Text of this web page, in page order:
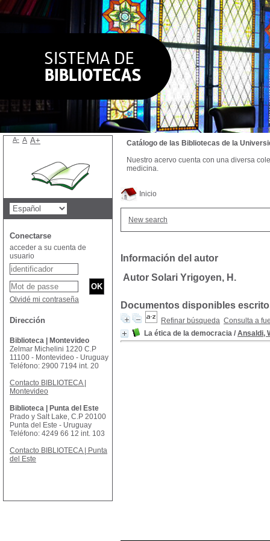
Inicio
New search
Información del autor
Autor Solari Yrigoyen, H.
Documentos disponibles
Refinar búsqueda Consulta a
La ética de la democracia / Ansaldi,
Catálogo de las Bibliotecas de la
Nuestro acervo cuenta con una diversa
medicina.
A- A A+
Conectarse
acceder a su cuenta de
usuario
Olvidé mi contraseña
Dirección
Biblioteca | Montevideo
Zelmar Michelini 1220 C.P
11100 - Montevideo - Uruguay
Teléfono: 2900 7194 int. 20
Contacto BIBLIOTECA |
Montevideo
Biblioteca | Punta del Este
Prado y Salt Lake, C.P 20100
Punta del Este - Uruguay
Teléfono: 4249 66 12 int. 103
Contacto BIBLIOTECA | Punta
del Este